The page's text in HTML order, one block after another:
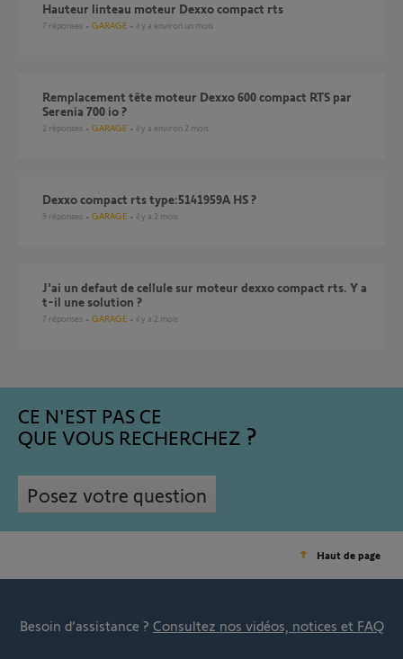
Hauteur linteau moteur Dexxo compact rts
7 réponses GARAGE il y a environ un mois
Remplacement tête moteur Dexxo 600 compact RTS par
Serenia 700 io ?
2 réponses GARAGE il y a environ 2 mois
Dexxo compact rts type:5141959A HS ?
9 réponses GARAGE il y a 2 mois
J'ai un defaut de cellule sur moteur dexxo compact rts. Y a
t-il une solution ?
7 réponses GARAGE il y a 2 mois
CE N'EST PAS CE
QUE VOUS RECHERCHEZ
Posez votre question
Haut de page
Besoin d’assistance ? Consultez nos vidéos, notices et FAQ